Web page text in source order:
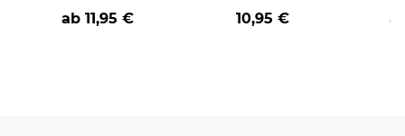
nicht verstehst -
verschiedene Berufe
ab 11,95 €
Farbvarianten
10,95 €